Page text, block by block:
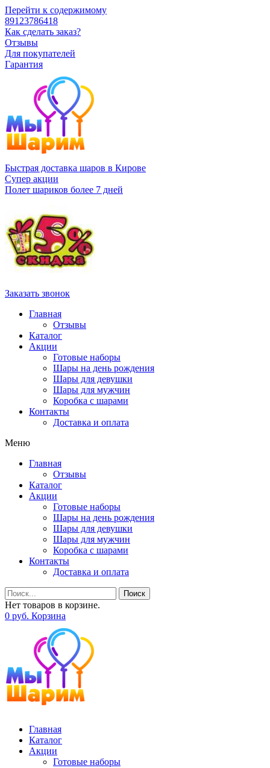
Перейти к содержимому
89123786418
Как сделать заказ?
Отзывы
Для покупателей
Гарантия
Быстрая доставка шаров в Кирове
Супер акции
Полет шариков более 7 дней
Заказать звонок
Главная
Отзывы
Каталог
Акции
Готовые наборы
Шары на день рождения
Шары для девушки
Шары для мужчин
Коробка с шарами
Контакты
Доставка и оплата
Меню
Главная
Отзывы
Каталог
Акции
Готовые наборы
Шары на день рождения
Шары для девушки
Шары для мужчин
Коробка с шарами
Контакты
Доставка и оплата
Поиск
Нет товаров в корзине.
0 руб. Корзина
Главная
Каталог
Акции
Готовые наборы